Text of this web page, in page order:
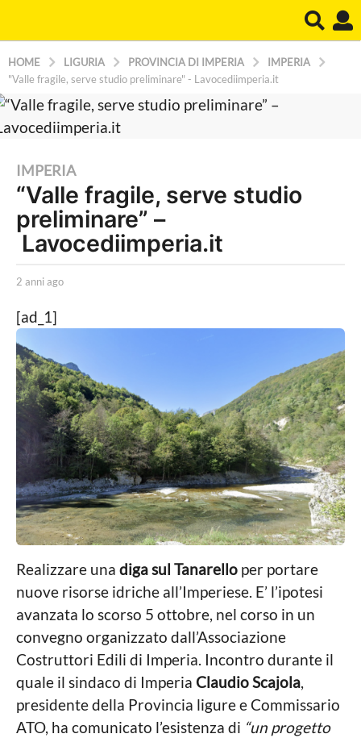
HOME LIGURIA PROVINCIA DI IMPERIA
IMPERIA
"Valle fragile, serve studio preliminare" - Lavocediimperia.it
2
a
n
n
a
o
2
a
n
n
g
o
IMPERIA
“Valle fragile, serve studio
preliminare” –
Lavocediimperia.it
b
A
r
i
a
n
n
a
P
r
o
n
e
s
t
i
2 anni ago
n
g
o
[ad_1]
Realizzare una diga sul Tanarello per portare
nuove risorse idriche all’Imperiese. E’ l’ipotesi
avanzata lo scorso 5 ottobre, nel corso in un
convegno organizzato dall’Associazione
Costruttori Edili di Imperia. Incontro durante il
quale il sindaco di Imperia Claudio Scajola,
presidente della Provincia ligure e Commissario
ATO, ha comunicato l’esistenza di “un progetto